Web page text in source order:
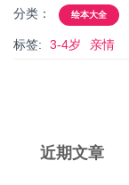
分类： 绘本大全
标签: 3-4岁 亲情
近期文章